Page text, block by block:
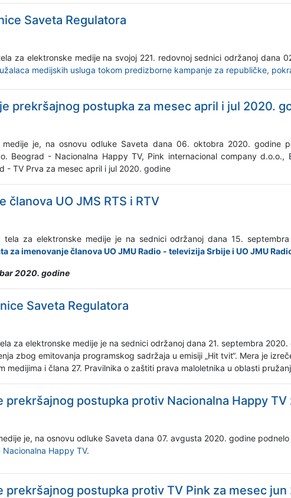
Saveta Regulatora
za elektronske medije na svojoj 221. redovnoj sednici održanoj dana
medijskih usluga tokom predizborne kampanje za republičke,
prekršajnog postupka za mesec april i jul 2020.
medije je, na osnovu odluke Saveta dana 06. oktobra 2020. godine
Beograd - Nacionalna Happy TV, Pink internacional company
- TV Prva za mesec april i jul 2020. godine
UO JMS RTS i RTV
tela za elektronske medije je na sednici održanoj dana 15.
za imenovanje članova UO JMU Radio - televizija Srbije i UO JMU
2020. godine
Saveta Regulatora
za elektronske medije je na sednici održanoj dana 21. septembra
zbog emitovanja programskog sadržaja u emisiji „Hit tvit“. Mera je
medijima i člana 27. Pravilnika o zaštiti prava maloletnika u oblasti
prekršajnog postupka protiv Nacionalna Happy
je, na osnovu odluke Saveta dana 07. avgusta 2020. godine podnelo
Happy TV.
prekršajnog postupka protiv TV Pink za mesec